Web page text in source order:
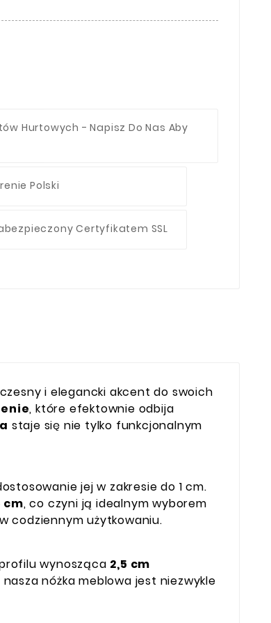
Hurtowych - Napisz Do Nas Aby
Polski
Certyfikatem SSL
i elegancki akcent do swoich
, które efektownie odbija
staje się nie tylko funkcjonalnym
jej w zakresie do 1 cm.
cm, co czyni ją idealnym wyborem
codziennym użytkowaniu.
wynosząca 2,5 cm
nóżka meblowa jest niezwykle